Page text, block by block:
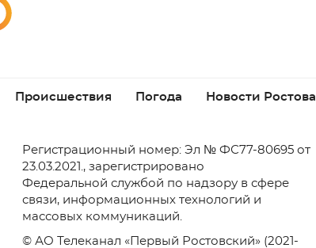
Происшествия Погода Новости Ростова
Регистрационный номер: Эл № ФС77-80695 от
23.03.2021., зарегистрировано
Федеральной службой по надзору в сфере
связи, информационных технологий и
массовых коммуникаций.
© АО Телеканал «Первый Ростовский» (2021-